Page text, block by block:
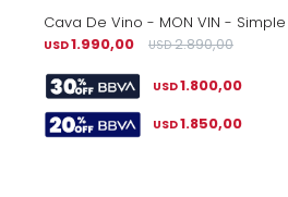
Cava De Vino - MON VIN - Simple
USD1.990,00 USD 2.890,00
USD1.800,00
USD1.850,00